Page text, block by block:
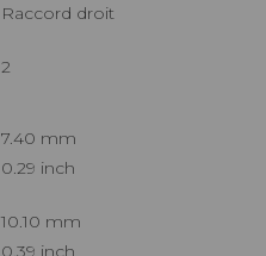
Raccord droit
2
7.40 mm
0.29 inch
10.10 mm
0.39 inch